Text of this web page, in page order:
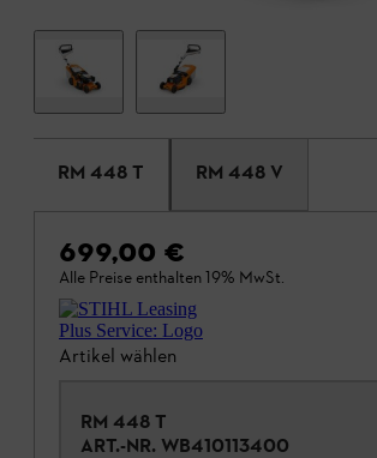
RM 448 T RM 448 V
699,00 €
Alle Preise enthalten 19% MwSt.
Artikel wählen
RM 448 T
ART.-NR. WB410113400